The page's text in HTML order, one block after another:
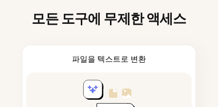
모든 도구에 무제한 액세스
파일을 텍스트로 변환